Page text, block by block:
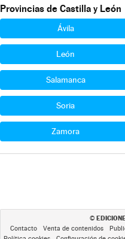
Provincias de Castilla y León
Ávila
León
Salamanca
Soria
Zamora
©
Contacto Venta de contenidos